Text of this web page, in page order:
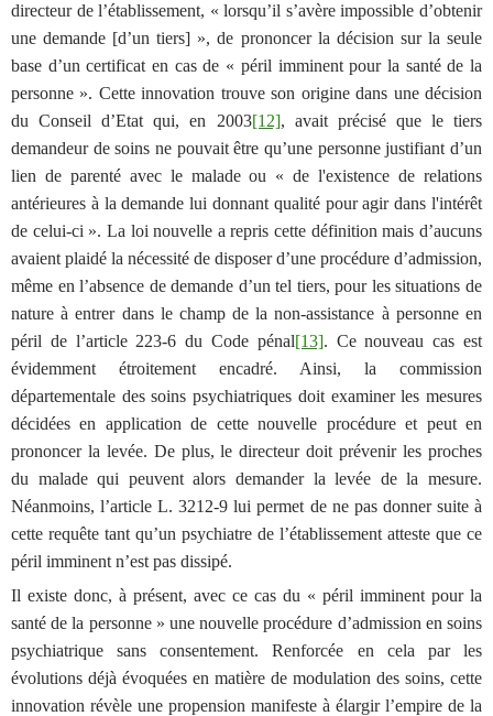
directeur de l’établissement, « lorsqu’il s’avère impossible d’obtenir
une demande [d’un tiers] », de prononcer la décision sur la seule
base d’un certificat en cas de « péril imminent pour la santé de la
personne ». Cette innovation trouve son origine dans une décision
du Conseil d’Etat qui, en 2003[12], avait précisé que le tiers
demandeur de soins ne pouvait être qu’une personne justifiant d’un
lien de parenté avec le malade ou « de l'existence de relations
antérieures à la demande lui donnant qualité pour agir dans l'intérêt
de celui-ci ». La loi nouvelle a repris cette définition mais d’aucuns
avaient plaidé la nécessité de disposer d’une procédure d’admission,
même en l’absence de demande d’un tel tiers, pour les situations de
nature à entrer dans le champ de la non-assistance à personne en
péril de l’article 223-6 du Code pénal[13]. Ce nouveau cas est
évidemment étroitement encadré. Ainsi, la commission
départementale des soins psychiatriques doit examiner les mesures
décidées en application de cette nouvelle procédure et peut en
prononcer la levée. De plus, le directeur doit prévenir les proches
du malade qui peuvent alors demander la levée de la mesure.
Néanmoins, l’article L. 3212-9 lui permet de ne pas donner suite à
cette requête tant qu’un psychiatre de l’établissement atteste que ce
péril imminent n’est pas dissipé.
Il existe donc, à présent, avec ce cas du « péril imminent pour la
santé de la personne » une nouvelle procédure d’admission en soins
psychiatrique sans consentement. Renforcée en cela par les
évolutions déjà évoquées en matière de modulation des soins, cette
innovation révèle une propension manifeste à élargir l’empire de la